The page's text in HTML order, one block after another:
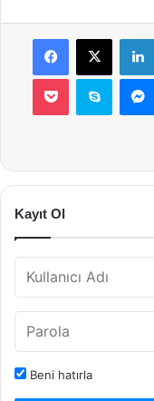
Facebook
X
Pocket Skype
Kayıt Ol
Beni hatırla